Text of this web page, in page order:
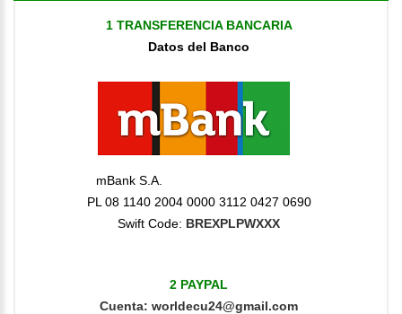
1 TRANSFERENCIA BANCARIA
Datos del Banco
mBank S.A.
PL 08 1140 2004 0000 3112 0427 0690
Swift Code: BREXPLPWXXX
2 PAYPAL
Cuenta: worldecu24@gmail.com